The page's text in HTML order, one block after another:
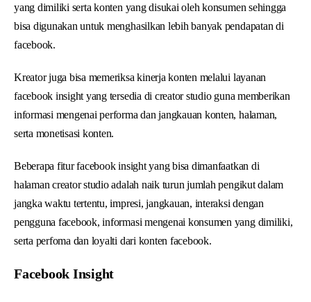
yang dimiliki serta konten yang disukai oleh konsumen sehingga
bisa digunakan untuk menghasilkan lebih banyak pendapatan di
facebook.
Kreator juga bisa memeriksa kinerja konten melalui layanan
facebook insight yang tersedia di creator studio guna memberikan
informasi mengenai performa dan jangkauan konten, halaman,
serta monetisasi konten.
Beberapa fitur facebook insight yang bisa dimanfaatkan di
halaman creator studio adalah naik turun jumlah pengikut dalam
jangka waktu tertentu, impresi, jangkauan, interaksi dengan
pengguna facebook, informasi mengenai konsumen yang dimiliki,
serta perfoma dan loyalti dari konten facebook.
Facebook Insight